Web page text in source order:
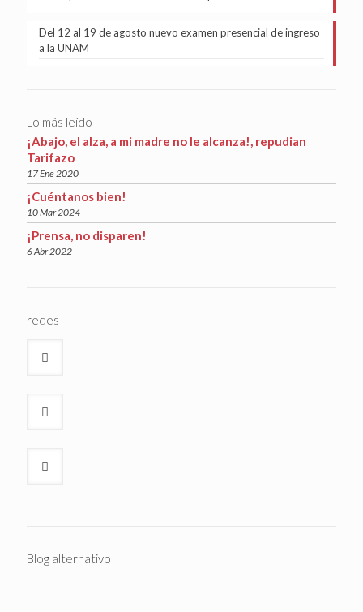
Del 12 al 19 de agosto nuevo examen presencial de ingreso
a la UNAM
Lo más leído
¡Abajo, el alza, a mi madre no le alcanza!, repudian
Tarifazo
17 Ene 2020
¡Cuéntanos bien!
10 Mar 2024
¡Prensa, no disparen!
6 Abr 2022
redes
Blog alternativo